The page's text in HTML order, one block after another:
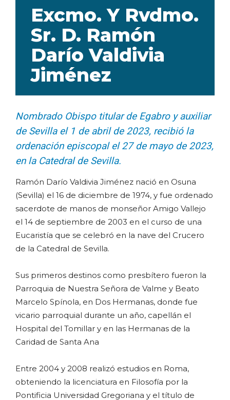
Excmo. Y Rvdmo.
Sr. D. Ramón
Darío Valdivia
Jiménez
Nombrado Obispo titular de Egabro y auxiliar
de Sevilla el 1 de abril de 2023, recibió la
ordenación episcopal el 27 de mayo de 2023,
en la Catedral de Sevilla.
Ramón Darío Valdivia Jiménez nació en Osuna
(Sevilla) el 16 de diciembre de 1974, y fue ordenado
sacerdote de manos de monseñor Amigo Vallejo
el 14 de septiembre de 2003 en el curso de una
Eucaristía que se celebró en la nave del Crucero
de la Catedral de Sevilla.
Sus primeros destinos como presbítero fueron la
Parroquia de Nuestra Señora de Valme y Beato
Marcelo Spínola, en Dos Hermanas, donde fue
vicario parroquial durante un año, capellán el
Hospital del Tomillar y en las Hermanas de la
Caridad de Santa Ana
Entre 2004 y 2008 realizó estudios en Roma,
obteniendo la licenciatura en Filosofía por la
Pontificia Universidad Gregoriana y el título de